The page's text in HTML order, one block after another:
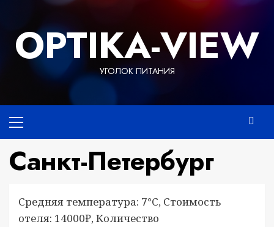
содержимому
OPTIKA-VIEW
УГОЛОК ПИТАНИЯ
меню
Санкт-Петербург
Средняя температура: 7°C, Стоимость
отеля: 14000₽, Количество